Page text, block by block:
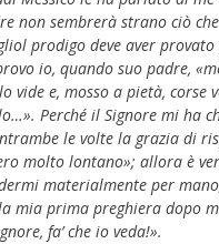
non sembrerà strano ciò
prodigo deve aver provato
io, quando suo padre,
vide e, mosso a pietà, corse
Perché il Signore mi ha
le volte la grazia di
molto lontano»; allora è
materialmente per
mia prima preghiera dopo
fa’ che io veda!».